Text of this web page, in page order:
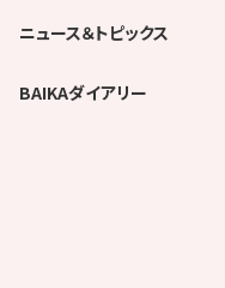
ニュース＆トピックス
BAIKAダイアリー